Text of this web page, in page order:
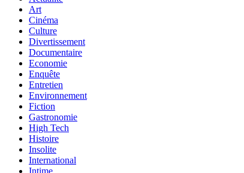
Art
Cinéma
Culture
Divertissement
Documentaire
Economie
Enquête
Entretien
Environnement
Fiction
Gastronomie
High Tech
Histoire
Insolite
International
Intime